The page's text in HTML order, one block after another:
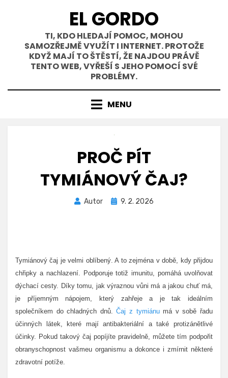
EL GORDO
TI, KDO HLEDAJÍ POMOC, MOHOU
SAMOZŘEJMĚ VYUŽÍT I INTERNET. PROTOŽE
KDYŽ MAJÍ TO ŠTĚSTÍ, ŽE NAJDOU PRÁVĚ
TENTO WEB, VYŘEŠÍ S JEHO POMOCÍ SVÉ
PROBLÉMY.
MENU
PROČ PÍT
TYMIÁNOVÝ ČAJ?
Autor
Zveřejněno
9. 2. 2026
Tymiánový čaj je velmi oblíbený. A to zejména v době, kdy přijdou
chřipky a nachlazení. Podporuje totiž imunitu, pomáhá uvolňovat
dýchací cesty. Díky tomu, jak výraznou vůni má a jakou chuť má,
je příjemným nápojem, který zahřeje a je tak ideálním
společníkem do chladných dnů.Čaj z tymiánumá v sobě řadu
účinných látek, které mají antibakteriální a také protizánětlivé
účinky. Pokud takový čaj popíjíte pravidelně, můžete tím podpořit
obranyschopnost vašmeu organismu a dokonce i zmírnit některé
zdravotní potíže.